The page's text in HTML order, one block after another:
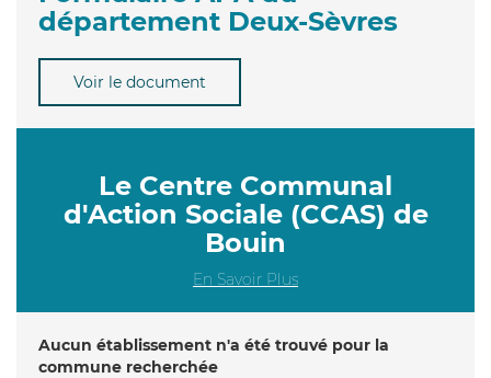
département Deux-Sèvres
Voir le document
Le Centre Communal
d'Action Sociale (CCAS) de
Bouin
En Savoir Plus
Aucun établissement n'a été trouvé pour la
commune recherchée